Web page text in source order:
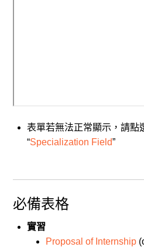
表單若無法正常顯示，請點
“Specialization Field”
必備表格
實習
Proposal of Internship